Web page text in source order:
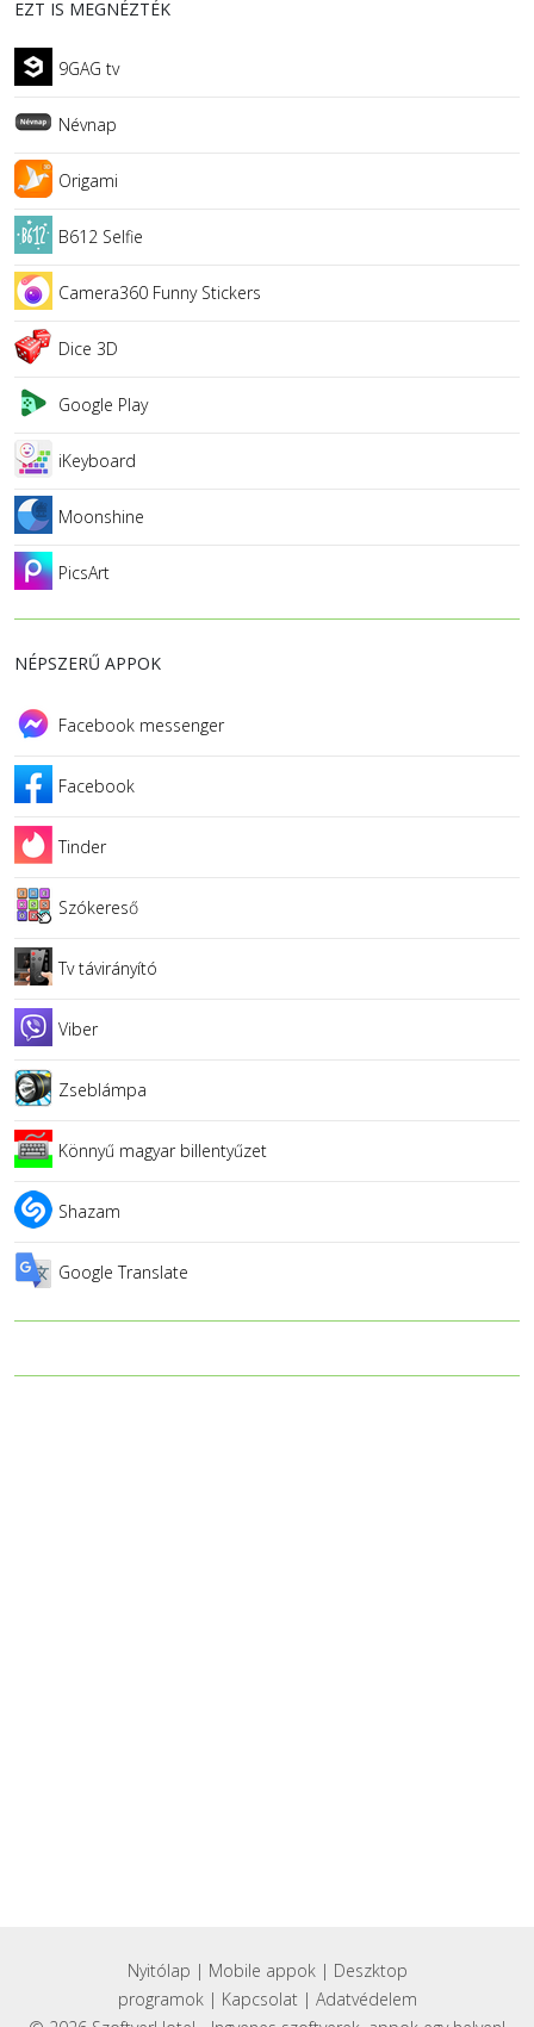
EZT IS MEGNÉZTÉK
9GAG tv
Névnap
Origami
B612 Selfie
Camera360 Funny Stickers
Dice 3D
Google Play
iKeyboard
Moonshine
PicsArt
NÉPSZERŰ APPOK
Facebook messenger
Facebook
Tinder
Szókereső
Tv távirányító
Viber
Zseblámpa
Könnyű magyar billentyűzet
Shazam
Google Translate
Nyitólap | Mobile appok| Deszktop
programok| Kapcsolat| Adatvédelem